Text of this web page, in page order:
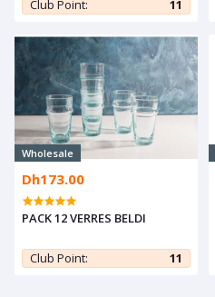
(Nouvelle collection)
Club Point: 11
Wholesale
Dh173.00
PACK 12 VERRES BELDI
Club Point: 11